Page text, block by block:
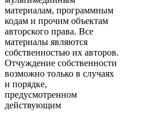
материалам, программным
кодам и прочим объектам
авторского права. Все
материалы являются
собственностью их авторов.
Отчуждение собственности
возможно только в случаях
и порядке,
предусмотренном
действующим